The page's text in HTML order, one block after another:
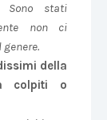
Sono stati
non ci
della
colpiti o